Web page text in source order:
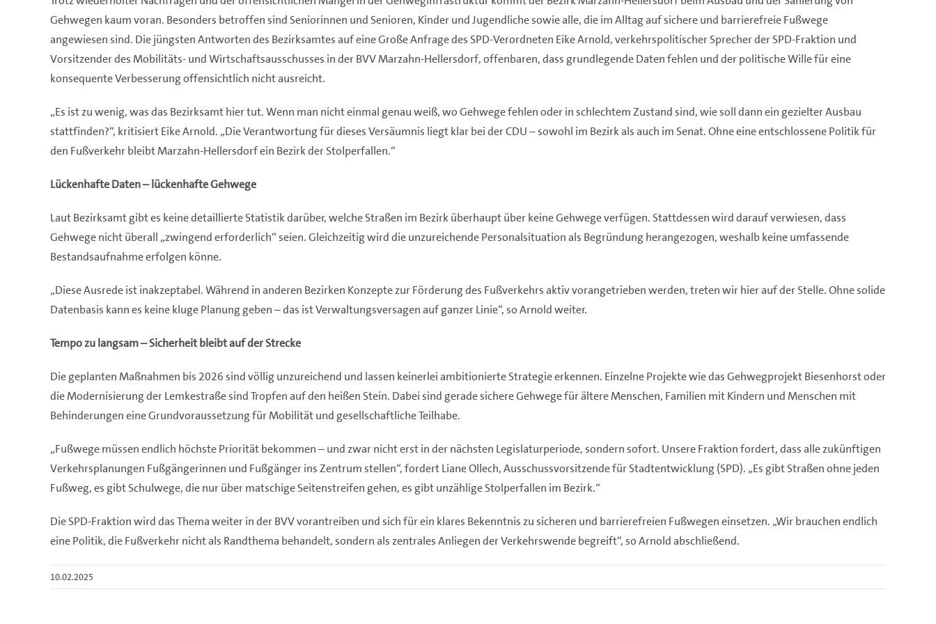
Gehwegen kaum voran. Besonders betroffen sind Seniorinnen und Senioren, Kinder und Jugendliche sowie alle, die im Alltag auf sichere und barrierefreie Fußwege
angewiesen sind. Die jüngsten Antworten des Bezirksamtes auf eine Große Anfrage des SPD-Verordneten Eike Arnold, verkehrspolitischer Sprecher der SPD-Fraktion und
Vorsitzender des Mobilitäts- und Wirtschaftsausschusses in der BVV Marzahn-Hellersdorf, offenbaren, dass grundlegende Daten fehlen und der politische Wille für eine
konsequente Verbesserung offensichtlich nicht ausreicht.
„Es ist zu wenig, was das Bezirksamt hier tut. Wenn man nicht einmal genau weiß, wo Gehwege fehlen oder in schlechtem Zustand sind, wie soll dann ein gezielter Ausbau
stattfinden?“, kritisiert Eike Arnold. „Die Verantwortung für dieses Versäumnis liegt klar bei der CDU – sowohl im Bezirk als auch im Senat. Ohne eine entschlossene Politik für
den Fußverkehr bleibt Marzahn-Hellersdorf ein Bezirk der Stolperfallen.“
Lückenhafte Daten – lückenhafte Gehwege
Laut Bezirksamt gibt es keine detaillierte Statistik darüber, welche Straßen im Bezirk überhaupt über keine Gehwege verfügen. Stattdessen wird darauf verwiesen, dass
Gehwege nicht überall „zwingend erforderlich“ seien. Gleichzeitig wird die unzureichende Personalsituation als Begründung herangezogen, weshalb keine umfassende
Bestandsaufnahme erfolgen könne.
„Diese Ausrede ist inakzeptabel. Während in anderen Bezirken Konzepte zur Förderung des Fußverkehrs aktiv vorangetrieben werden, treten wir hier auf der Stelle. Ohne solide
Datenbasis kann es keine kluge Planung geben – das ist Verwaltungsversagen auf ganzer Linie“, so Arnold weiter.
Tempo zu langsam – Sicherheit bleibt auf der Strecke
Die geplanten Maßnahmen bis 2026 sind völlig unzureichend und lassen keinerlei ambitionierte Strategie erkennen. Einzelne Projekte wie das Gehwegprojekt Biesenhorst oder
die Modernisierung der Lemkestraße sind Tropfen auf den heißen Stein. Dabei sind gerade sichere Gehwege für ältere Menschen, Familien mit Kindern und Menschen mit
Behinderungen eine Grundvoraussetzung für Mobilität und gesellschaftliche Teilhabe.
„Fußwege müssen endlich höchste Priorität bekommen – und zwar nicht erst in der nächsten Legislaturperiode, sondern sofort. Unsere Fraktion fordert, dass alle zukünftigen
Verkehrsplanungen Fußgängerinnen und Fußgänger ins Zentrum stellen“, fordert Liane Ollech, Ausschussvorsitzende für Stadtentwicklung (SPD). „Es gibt Straßen ohne jeden
Fußweg, es gibt Schulwege, die nur über matschige Seitenstreifen gehen, es gibt unzählige Stolperfallen im Bezirk.“
Die SPD-Fraktion wird das Thema weiter in der BVV vorantreiben und sich für ein klares Bekenntnis zu sicheren und barrierefreien Fußwegen einsetzen. „Wir brauchen endlich
eine Politik, die Fußverkehr nicht als Randthema behandelt, sondern als zentrales Anliegen der Verkehrswende begreift“, so Arnold abschließend.
10.02.2025